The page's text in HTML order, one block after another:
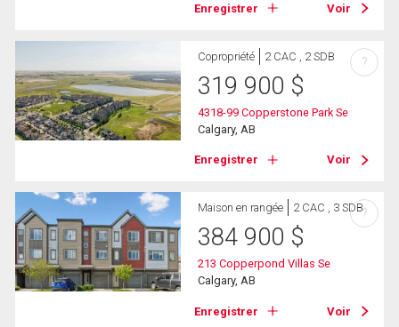
Enregistrer Voir
Copropriété 2 CAC , 2 SDB
319 900 $
4318-99 Copperstone Park Se
Calgary, AB
Enregistrer Voir
?
Maison en rangée 2 CAC , 3 SDB
384 900 $
213 Copperpond Villas Se
Calgary, AB
Enregistrer Voir
?